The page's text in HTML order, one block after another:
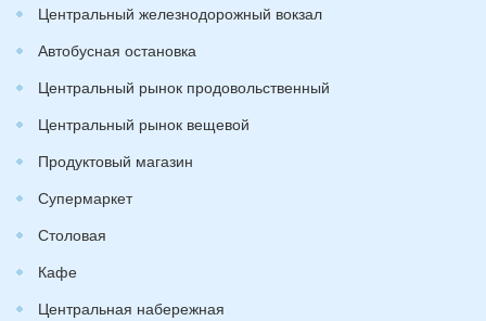
Центральный железнодорожный вокзал
Автобусная остановка
Центральный рынок продовольственный
Центральный рынок вещевой
Продуктовый магазин
Супермаркет
Столовая
Кафе
Центральная набережная